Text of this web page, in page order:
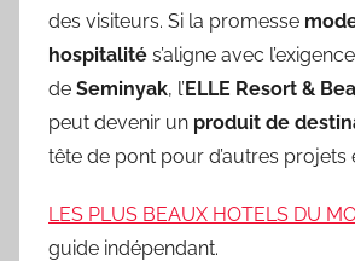
des visiteurs. Si la promesse
hospitalité s’aligne avec
de Seminyak, l’ELLE Resort &
peut devenir un produit de
tête de pont pour d’autres projets
LES PLUS BEAUX HOTELS DU
guide indépendant.